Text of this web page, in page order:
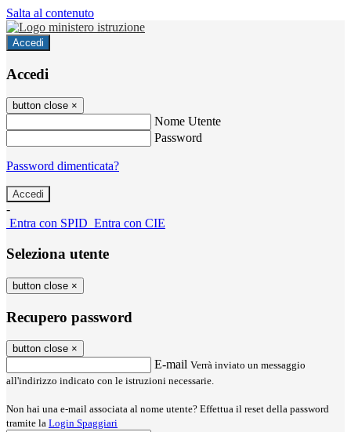
Salta al contenuto
Accedi
Accedi
button close ×
Nome Utente
Password
Password dimenticata?
-
Entra con SPID Entra con CIE
Seleziona utente
button close ×
Recupero password
button close ×
E-mail Verrà inviato un messaggio
all'indirizzo indicato con le istruzioni necessarie.
Non hai una e-mail associata al nome utente? Effettua il reset della password
tramite la Login Spaggiari